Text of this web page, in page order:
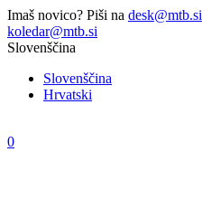
Imaš novico? Piši na desk@mtb.si
koledar@mtb.si
Slovenščina
Slovenščina
Hrvatski
0